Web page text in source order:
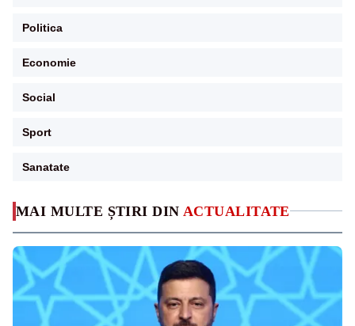
MAI MULTE ȘTIRI DIN ACTUALITATE
Politica
Economie
Social
Sport
Sanatate